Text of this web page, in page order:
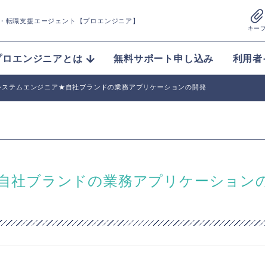
・転職支援エージェント【プロエンジニア】
キー
ロエンジニアとは 無料サポート申し込み 利用
ステムエンジニア★自社ブランドの業務アプリケーションの開発
社ブランドの業務アプリケーション